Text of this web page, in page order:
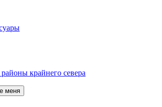
крайнего севера